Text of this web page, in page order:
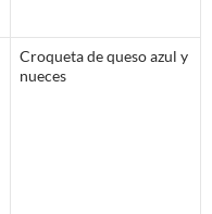
Croqueta de queso azul y
nueces